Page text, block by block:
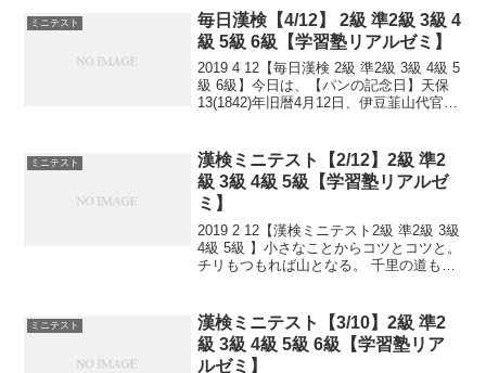
ミニテスト
毎日漢検【4/12】 2級 準2級 3級 4
級 5級 6級【学習塾リアルゼミ】
2019 4 12【毎日漢検 2級 準2級 3級 4級 5
級 6級】今日は、【パンの記念日】天保
13(1842)年旧暦4月12日、伊豆韮山代官の
めて焼かれたパンと言われ...
ミニテスト
漢検ミニテスト【2/12】2級 準2
級 3級 4級 5級【学習塾リアルゼ
ミ】
2019 2 12【漢検ミニテスト2級 準2級 3級
4級 5級 】小さなことからコツとコツと。
チリもつもれば山となる。 千里の道も一
熟語問題などの出来具合が合...
ミニテスト
漢検ミニテスト【3/10】2級 準2
級 3級 4級 5級 6級【学習塾リア
ルゼミ】